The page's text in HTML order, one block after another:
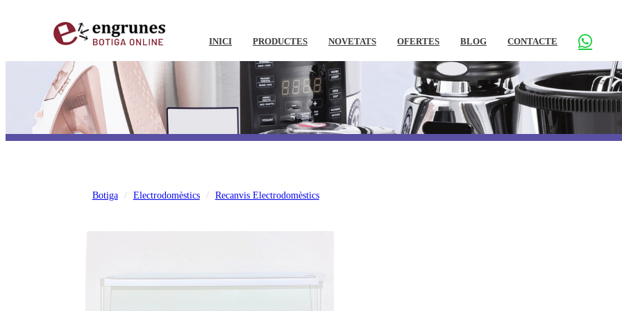
INICI PRODUCTES NOVETATS OFERTES BLOG CONTACTE
Botiga Electrodomèstics Recanvis Electrodomèstics